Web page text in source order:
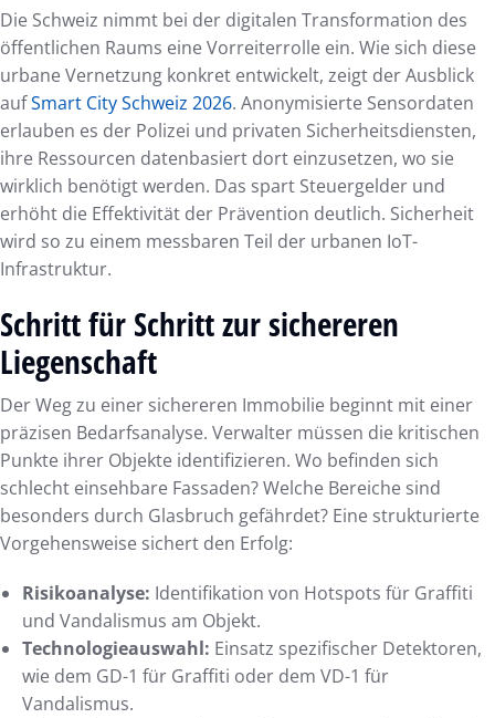
Die Schweiz nimmt bei der digitalen Transformation des
öffentlichen Raums eine Vorreiterrolle ein. Wie sich diese
urbane Vernetzung konkret entwickelt, zeigt der Ausblick
aufSmart City Schweiz 2026. Anonymisierte Sensordaten
erlauben es der Polizei und privaten Sicherheitsdiensten,
ihre Ressourcen datenbasiert dort einzusetzen, wo sie
wirklich benötigt werden. Das spart Steuergelder und
erhöht die Effektivität der Prävention deutlich. Sicherheit
wird so zu einem messbaren Teil der urbanen IoT-
Infrastruktur.
Schritt für Schritt zur sichereren
Liegenschaft
Der Weg zu einer sichereren Immobilie beginnt mit einer
präzisen Bedarfsanalyse. Verwalter müssen die kritischen
Punkte ihrer Objekte identifizieren. Wo befinden sich
schlecht einsehbare Fassaden? Welche Bereiche sind
besonders durch Glasbruch gefährdet? Eine strukturierte
Vorgehensweise sichert den Erfolg:
Risikoanalyse: Identifikation von Hotspots für Graffiti
und Vandalismus am Objekt.
Technologieauswahl: Einsatz spezifischer Detektoren,
wie dem GD-1 für Graffiti oder dem VD-1 für
Vandalismus.